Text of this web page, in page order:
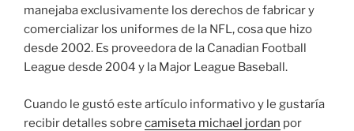
manejaba exclusivamente los derechos de fabricar y
comercializar los uniformes de la NFL, cosa que hizo
desde 2002. Es proveedora de la Canadian Football
League desde 2004 y la Major League Baseball.
Cuando le gustó este artículo informativo y le gustaría
recibir detalles sobre camiseta michael jordan por